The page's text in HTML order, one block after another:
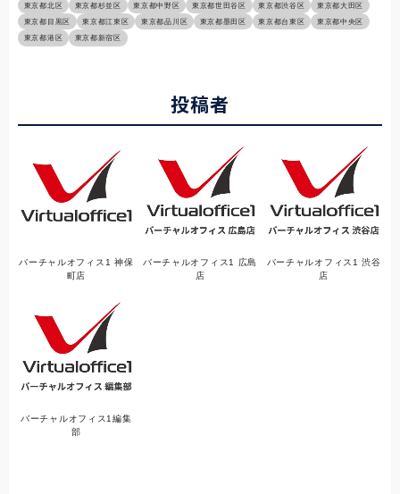
東京都北区
東京都杉並区 東京都中野区 東京都世田谷区 東京都渋谷区
東京都大田区
東京都目黒区
東京都江東区 東京都品川区 東京都墨田区 東京都台東区
東京都中央区
東京都港区
東京都新宿区
投稿者
バーチャルオフィス1 神保
町店
バーチャルオフィス1 広島
店
バーチャルオフィス1 渋谷
店
バーチャルオフィス1編集
部